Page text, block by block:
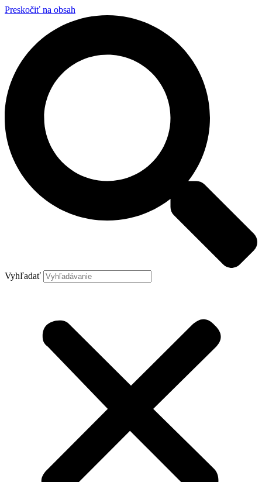
Preskočiť na obsah
Vyhľadať